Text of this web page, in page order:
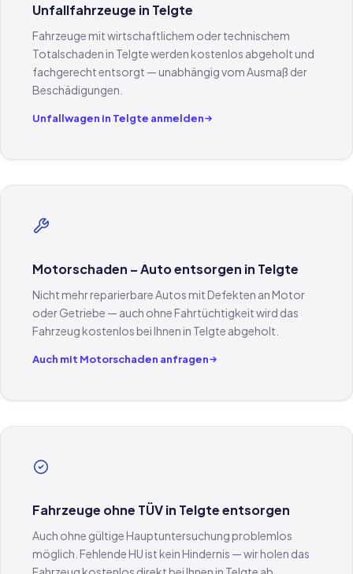
Unfallfahrzeuge in Telgte
Fahrzeuge mit wirtschaftlichem oder technischem
Totalschaden in Telgte werden kostenlos abgeholt und
fachgerecht entsorgt — unabhängig vom Ausmaß der
Beschädigungen.
Unfallwagen in Telgte anmelden
Motorschaden – Auto entsorgen in Telgte
Nicht mehr reparierbare Autos mit Defekten an Motor
oder Getriebe — auch ohne Fahrtüchtigkeit wird das
Fahrzeug kostenlos bei Ihnen in Telgte abgeholt.
Auch mit Motorschaden anfragen
Fahrzeuge ohne TÜV in Telgte entsorgen
Auch ohne gültige Hauptuntersuchung problemlos
möglich. Fehlende HU ist kein Hindernis — wir holen das